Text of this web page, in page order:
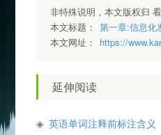
本文标题：
第一章:信息化
本文网址：
https://
延伸阅读
英语单词注释前标注含义